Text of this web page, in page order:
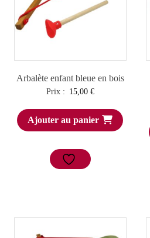
Arbalète enfant bleue en bois
Prix : 15,00 €
Ajouter au panier